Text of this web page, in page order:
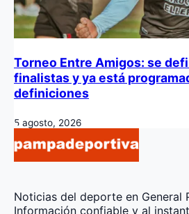
Torneo Entre Amigos: se
finalistas y ya está
definiciones
5 agosto, 2026
Noticias del deporte en General
Información confiable y al